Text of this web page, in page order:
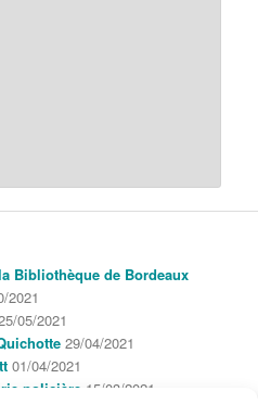
Bibliothèque de Bordeaux
2021
05/2021
29/04/2021
01/04/2021
policière 15/03/2021